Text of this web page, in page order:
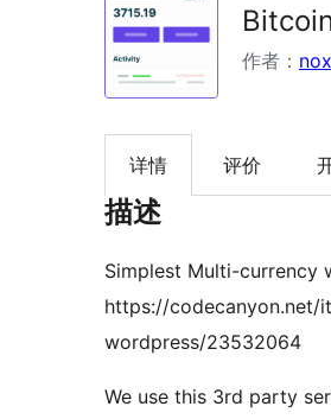
作者：
详情 评价
描述
Simplest Multi-currency
https://
wordpress/23532064
We use this 3rd party